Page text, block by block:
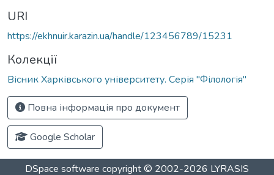
URI
https://ekhnuir.karazin.ua/handle/123456789/15231
Колекції
Вісник Харківського університету. Серія "Філологія"
Повна інформація про документ
Google Scholar
DSpace software copyright © 2002-2026 LYRASIS